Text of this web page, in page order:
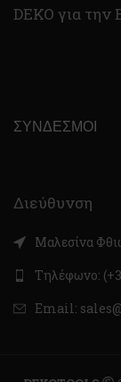
DEKO για την
ΣΎΝΔΕΣΜΟΙ
Διεύθυνση
Μαλεσίνα
Τηλέφωνο:
Email: